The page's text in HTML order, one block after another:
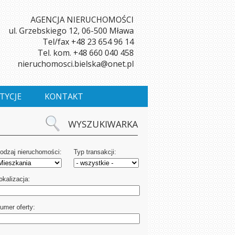
AGENCJA NIERUCHOMOŚCI
ul. Grzebskiego 12, 06-500 Mława
Tel/fax +48 23 654 96 14
Tel. kom. +48 660 040 458
nieruchomosci.bielska@onet.pl
KONTAKT
WYSZUKIWARKA
nieruchomości: Typ transakcji:
oferty: